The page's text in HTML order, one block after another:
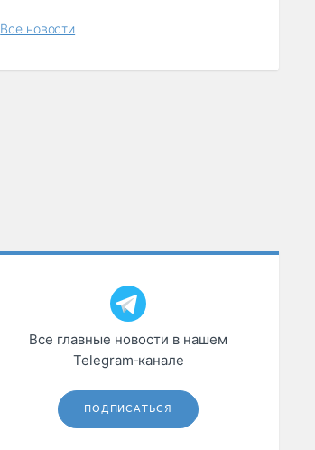
Все новости
Все главные новости в нашем
Telegram‑канале
ПОДПИСАТЬСЯ